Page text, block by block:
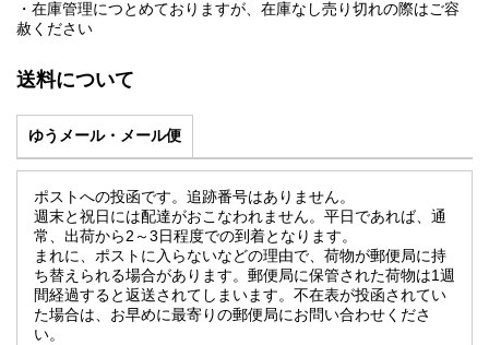
・在庫管理につとめておりますが、在庫なし売り切れの際はご容
赦ください
送料について
ゆうメール・メール便
ポストへの投函です。追跡番号はありません。
週末と祝日には配達がおこなわれません。平日であれば、通
常、出荷から2～3日程度での到着となります。
まれに、ポストに入らないなどの理由で、荷物が郵便局に持
ち替えられる場合があります。郵便局に保管された荷物は1週
間経過すると返送されてしまいます。不在表が投函されてい
た場合は、お早めに最寄りの郵便局にお問い合わせくださ
い。